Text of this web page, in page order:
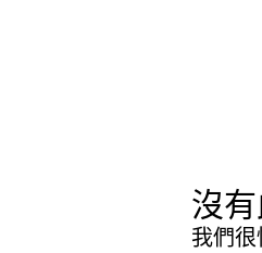
沒
我們